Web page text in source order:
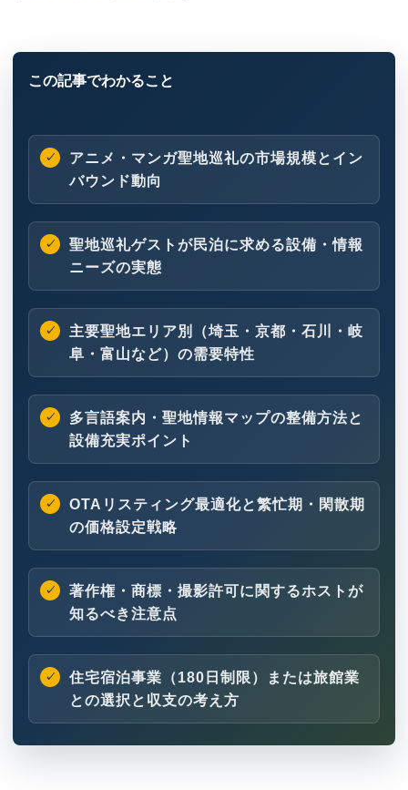
アニメ・マンガ聖地巡礼の市場規模とイン
バウンド動向
聖地巡礼ゲストが民泊に求める設備・情報
ニーズの実態
主要聖地エリア別（埼玉・京都・石川・岐
阜・富山など）の需要特性
多言語案内・聖地情報マップの整備方法と
設備充実ポイント
OTAリスティング最適化と繁忙期・閑散期
の価格設定戦略
著作権・商標・撮影許可に関するホストが
知るべき注意点
住宅宿泊事業（180日制限）または旅館業
との選択と収支の考え方